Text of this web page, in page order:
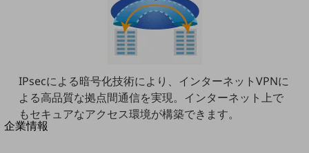
新規会員登録/ログインはこちら
100回線以上のお問い合わせ・お見積りはこちら
別ウィンドウで開きます
企業情報
IPsecによる暗号化技術により、インターネットVPNに
よる高品質な拠点間通信を実現。インターネット上で
もセキュアなアクセス環境が構築できます。